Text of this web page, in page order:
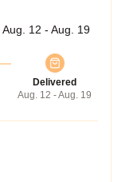
Aug. 12 - Aug. 19
Delivered
Aug. 12 - Aug. 19